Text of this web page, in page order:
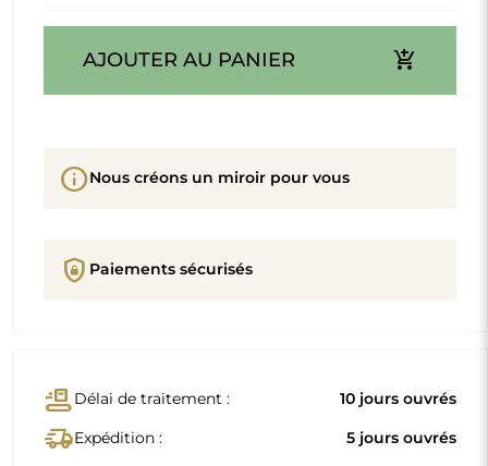
AJOUTER AU PANIER add_shopping_cart
infoNous créons un miroir pour vous
shield_lock Paiements sécurisés
conveyor_beltDélai de traitement : 10 jours ouvrés
delivery_truck_speedExpédition : 5 jours ouvrés